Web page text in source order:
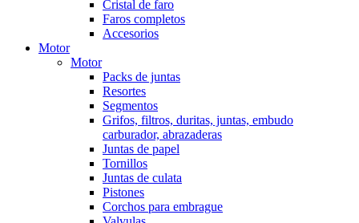
Cristal de faro
Faros completos
Accesorios
Motor
Motor
Packs de juntas
Resortes
Segmentos
Grifos, filtros, duritas, juntas, embudo
carburador, abrazaderas
Juntas de papel
Tornillos
Juntas de culata
Pistones
Corchos para embrague